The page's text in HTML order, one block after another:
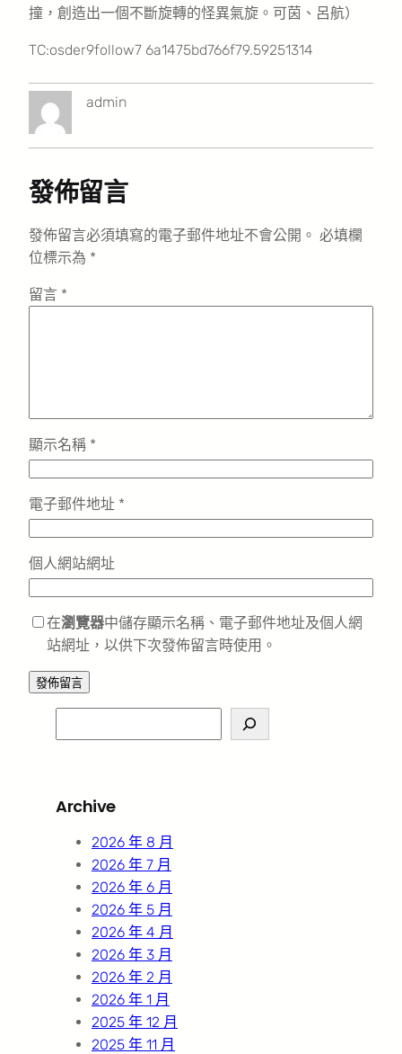
撞，創造出一個不斷旋轉的怪異氣旋。可茵、呂航）
TC:osder9follow7 6a1475bd766f79.59251314
admin
發佈留言
發佈留言必須填寫的電子郵件地址不會公開。 必填欄
位標示為 *
留言 *
顯示名稱 *
電子郵件地址 *
個人網站網址
在瀏覽器中儲存顯示名稱、電子郵件地址及個人網
站網址，以供下次發佈留言時使用。
e
c
Archive
2026 年 8 月
2026 年 7 月
2026 年 6 月
2026 年 5 月
2026 年 4 月
2026 年 3 月
2026 年 2 月
2026 年 1 月
2025 年 12 月
2025 年 11 月